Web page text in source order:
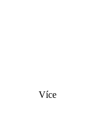
Více